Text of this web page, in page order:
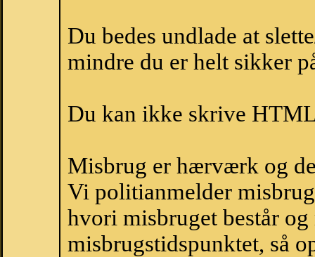
Du bedes undlade at
mindre du er helt sikker
Du kan ikke skrive
Misbrug er hærværk og
Vi politianmelder
hvori misbruget består
misbrugstidspunktet, så